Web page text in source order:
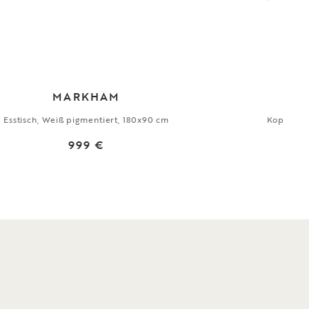
MARKHAM
Esstisch, Weiß pigmentiert, 180x90 cm
999 €
Kopfteil,